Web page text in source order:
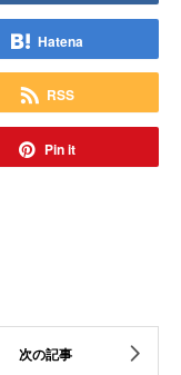
Hatena
RSS
Pin it